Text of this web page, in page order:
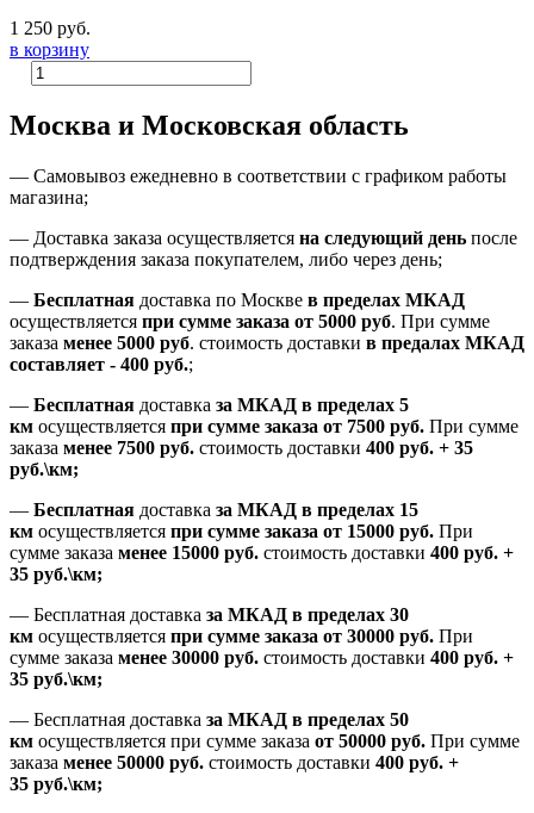
1 250 руб.
в корзину
Москва и Московская область
— Самовывоз ежедневно в соответствии с графиком работы
магазина;
— Доставка заказа осуществляется на следующий день после
подтверждения заказа покупателем, либо через день;
— Бесплатная доставка по Москве в пределах МКАД
осуществляется при сумме заказа от 5000 руб. При сумме
заказа менее 5000 руб. стоимость доставки в предалах МКАД
составляет - 400 руб.;
— Бесплатная доставка за МКАД в пределах 5
км осуществляется при сумме заказа от 7500 руб. При сумме
заказа менее 7500 руб. стоимость доставки 400 руб. + 35
руб.\км;
— Бесплатная доставка за МКАД в пределах 15
км осуществляется при сумме заказа от 15000 руб. При
сумме заказа менее 15000 руб. стоимость доставки 400 руб. +
35 руб.\км;
— Бесплатная доставка за МКАД в пределах 30
км осуществляется при сумме заказа от 30000 руб. При
сумме заказа менее 30000 руб. стоимость доставки 400 руб. +
35 руб.\км;
— Бесплатная доставка за МКАД в пределах 50
км осуществляется при сумме заказа от 50000 руб. При сумме
заказа менее 50000 руб. стоимость доставки 400 руб. +
35 руб.\км;